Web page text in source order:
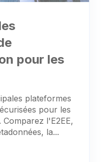
pour les
plateformes
pour les
l'E2EE,
la...